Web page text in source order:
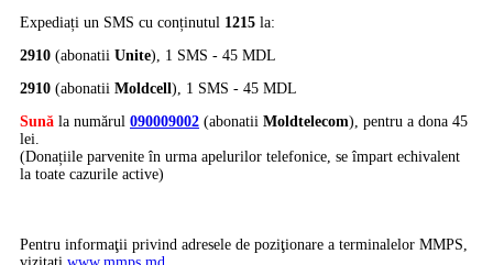
Expediați un SMS cu conținutul 1215 la:
2910 (abonatii Unite), 1 SMS - 45 MDL
2910 (abonatii Moldcell), 1 SMS - 45 MDL
Sună la numărul 090009002 (abonatii Moldtelecom), pentru a dona 45
lei.
(Donațiile parvenite în urma apelurilor telefonice, se împart echivalent
la toate cazurile active)
Pentru informaţii privind adresele de poziţionare a terminalelor MMPS,